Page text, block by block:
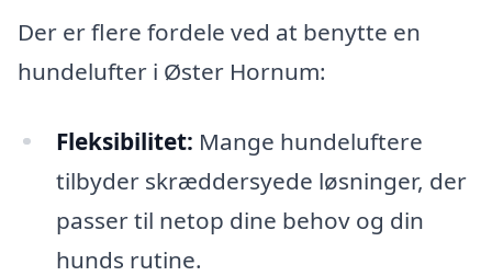
Der er flere fordele ved at benytte en
hundelufter i Øster Hornum:
Fleksibilitet: Mange hundeluftere
tilbyder skræddersyede løsninger, der
passer til netop dine behov og din
hunds rutine.